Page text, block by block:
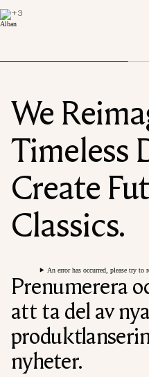
+3
We
Timeless
Create
Classics.
An error has occurred, please try to
Prenumerera
att ta del av
nyheter.